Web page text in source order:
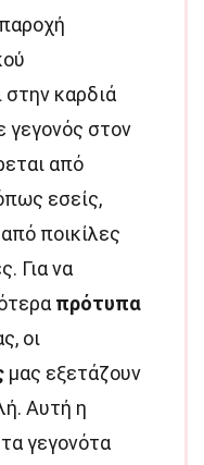
στην καρδιά
γεγονός στον
από
εσείς,
ποικίλες
Για να
πρότυπα
οι
μας εξετάζουν
Αυτή η
γεγονότα